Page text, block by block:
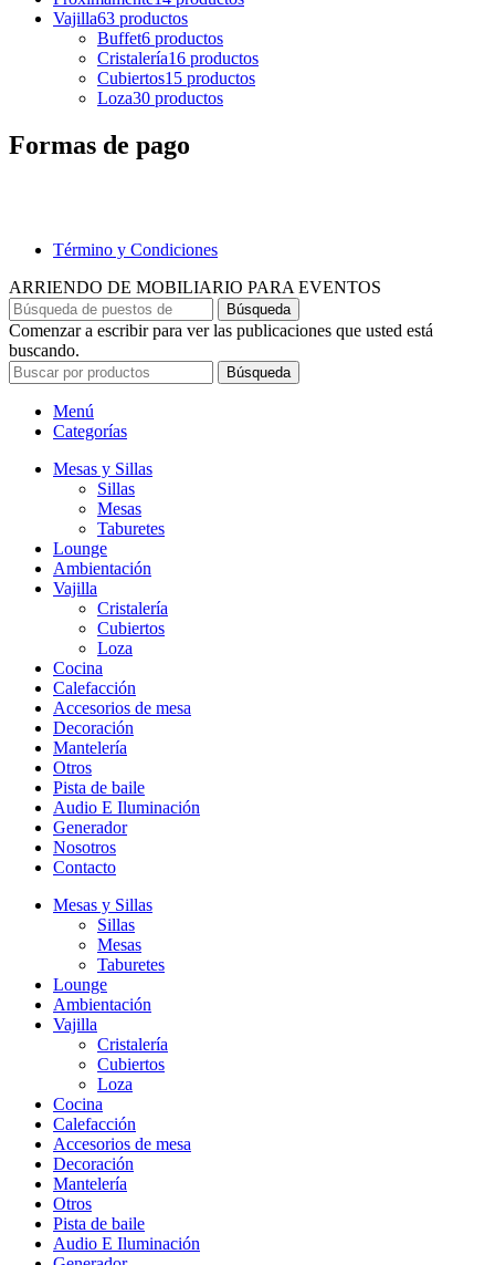
Vajilla63 productos
Buffet6 productos
Cristalería16 productos
Cubiertos15 productos
Loza30 productos
Formas de pago
Término y Condiciones
ARRIENDO DE MOBILIARIO PARA EVENTOS
Búsqueda
Comenzar a escribir para ver las publicaciones que usted está
buscando.
Búsqueda
Menú
Categorías
Mesas y Sillas
Sillas
Mesas
Taburetes
Lounge
Ambientación
Vajilla
Cristalería
Cubiertos
Loza
Cocina
Calefacción
Accesorios de mesa
Decoración
Mantelería
Otros
Pista de baile
Audio E Iluminación
Generador
Nosotros
Contacto
Mesas y Sillas
Sillas
Mesas
Taburetes
Lounge
Ambientación
Vajilla
Cristalería
Cubiertos
Loza
Cocina
Calefacción
Accesorios de mesa
Decoración
Mantelería
Otros
Pista de baile
Audio E Iluminación